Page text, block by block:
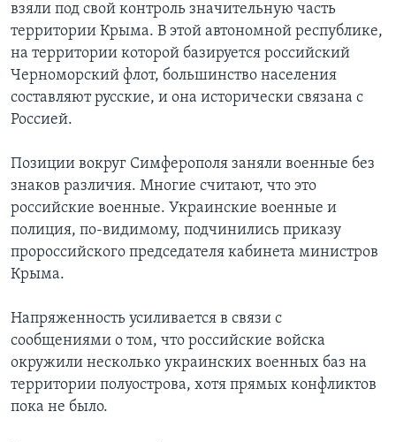
взяли под свой контроль значительную часть
территории Крыма. В этой автономной республике,
на территории которой базируется российский
Черноморский флот, большинство населения
составляют русские, и она исторически связана с
Россией.
Позиции вокруг Симферополя заняли военные без
знаков различия. Многие считают, что это
российские военные. Украинские военные и
полиция, по-видимому, подчинились приказу
пророссийского председателя кабинета министров
Крыма.
Напряженность усиливается в связи с
сообщениями о том, что российские войска
окружили несколько украинских военных баз на
территории полуострова, хотя прямых конфликтов
пока не было.